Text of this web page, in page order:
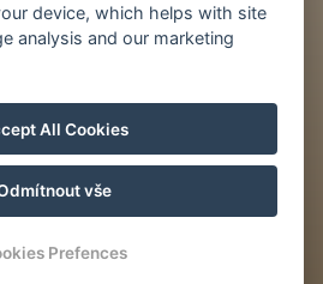
Todos los derechos reservados
device, which helps with site
analysis and our marketing
All Cookies
vše
Prefences